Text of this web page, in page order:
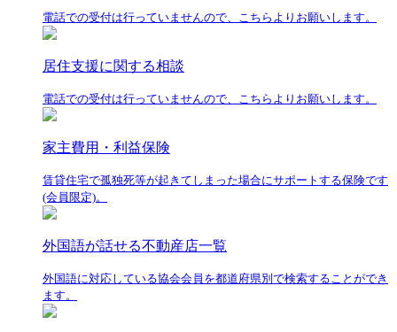
電話での受付は行っていませんので、こちらよりお願いします。
居住支援に関する相談
電話での受付は行っていませんので、こちらよりお願いします。
家主費用・利益保険
賃貸住宅で孤独死等が起きてしまった場合にサポートする保険です
(会員限定)。
外国語が話せる不動産店一覧
外国語に対応している協会会員を都道府県別で検索することができ
ます。